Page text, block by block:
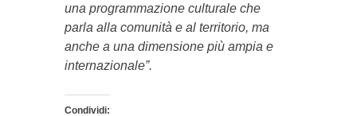
una programmazione culturale che
parla alla comunità e al territorio, ma
anche a una dimensione più ampia e
internazionale”.
Condividi: